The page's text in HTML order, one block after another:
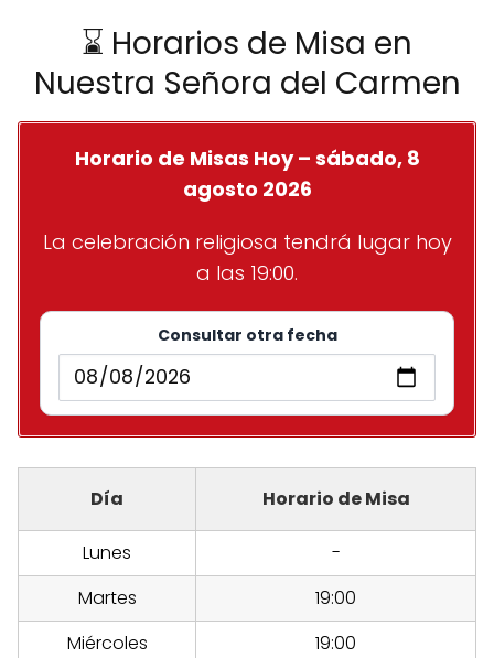
⌛ Horarios de Misa en
Nuestra Señora del Carmen
Horario de Misas Hoy – sábado, 8
agosto 2026
La celebración religiosa tendrá lugar hoy
a las 19:00.
Consultar otra fecha
Día Horario de Misa
Lunes
-
Martes
19:00
Miércoles
19:00